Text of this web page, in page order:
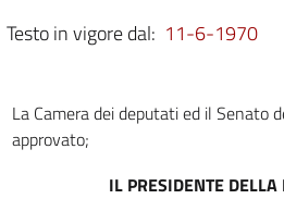
11
TITOLO II
Testo in vigore dal: 11-6-1970
La Camera dei deputati ed il Senato
approvato;
IL PRESIDENTE